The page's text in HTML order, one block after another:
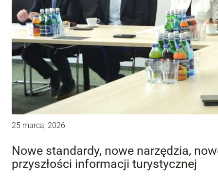
25 marca, 2026
Nowe standardy, nowe narzędzia,
przyszłości informacji turystycznej